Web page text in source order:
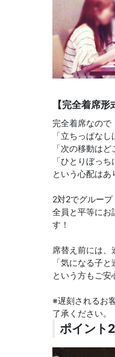
【完全着席形
完全着席なので
「立ちっぱなし
「次の移動はど
「ひとりぼっ
という心配はあ
2対2でグルー
全員と平等にお
す！
席替え前には
「気になる子
という方もご
※遅刻されるお
了承ください。
ポイント2